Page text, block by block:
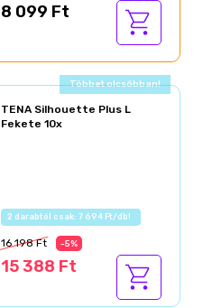
8 099 Ft
Ajándék akció!
TENA Silhouette Plus L
Fekete 10x
Az akció részletei
16 198 Ft -5%
15 388 Ft